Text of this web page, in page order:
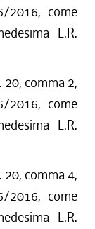
come
L.R.
comma 2,
come
L.R.
comma 4,
come
L.R.